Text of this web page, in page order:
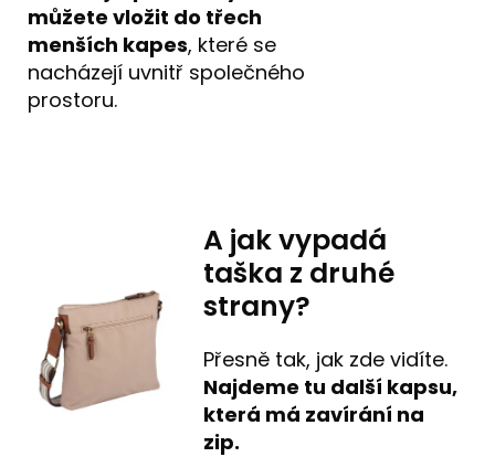
můžete vložit do třech
menších kapes, které se
nacházejí uvnitř společného
prostoru.
A jak vypadá
taška z druhé
strany?
Přesně tak, jak zde vidíte.
Najdeme tu další kapsu,
která má zavírání na
zip.